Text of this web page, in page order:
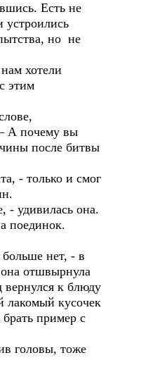
Есть не
устроились
но не
хотели
этим
А почему вы
после битвы
- только и смог
- удивилась она.
поединок.
нет, - в
отшвырнула
вернулся к блюду
лакомый кусочек
пример с
головы, тоже